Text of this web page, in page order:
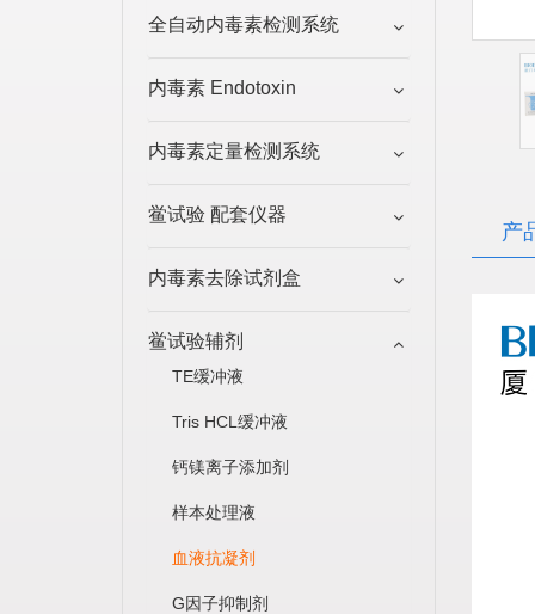
产
全自动内毒素检测系统
内毒素 Endotoxin
内毒素定量检测系统
鲎试验 配套仪器
内毒素去除试剂盒
鲎试验辅剂
TE缓冲液
Tris HCL缓冲液
钙镁离子添加剂
样本处理液
血液抗凝剂
G因子抑制剂